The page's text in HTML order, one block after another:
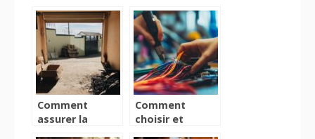
comment
procéder ?
différentes
utilisations !
Comment
assurer la
Comment
choisir et